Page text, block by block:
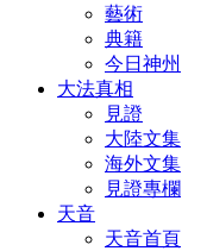
藝術
典籍
今日神州
大法真相
見證
大陸文集
海外文集
見證專欄
天音
天音首頁